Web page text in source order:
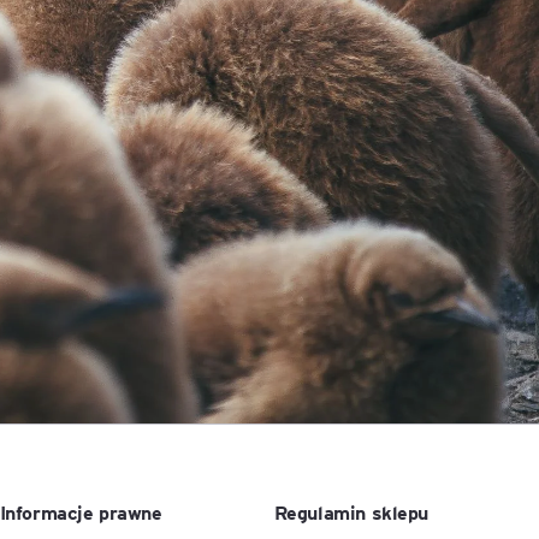
Agile
ACCA - Master’s Degree in
Finance and Accounting - SGH
MSSF w praktyce – studia
podyplomowe
International Finance – studia
podyplomowe
Audyt wewnętrzny – studia
podyplomowe
Master of Business
Administration w Dąbrowie
Projektami
Accounting Explained:
Nieoczywiste przypadki
księgowe
Kawa z Ekspertem
People&Culture – podręczny
niezbędnik w świecie HR
Tempo Menedżera – znajdź
własne tempo
Informacje prawne Regulamin sklepu